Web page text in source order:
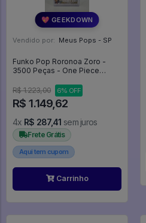
💖 GEEKDOWN
Vendido por: Meus Pops - SP
Funko Pop Roronoa Zoro -
3500 Peças - One Piece
R$ 1.223,00
6% OFF
R$ 1.149,62
4x R$ 287,41 sem juros
Frete Grátis
Aqui tem cupom
Carrinho